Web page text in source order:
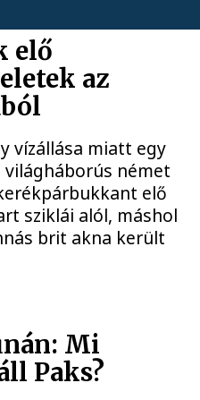
elő
az
vízállása miatt egy
német
elő
sziklái alól, máshol
brit akna került
Mi
Paks?